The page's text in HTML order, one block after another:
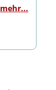
mehr...